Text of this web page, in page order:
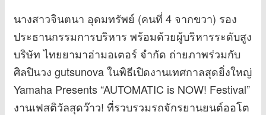
นางสาวจินตนา อุดมทรัพย์ (คนที่ 4 จากขวา) รอง
ประธานกรรมการบริหาร พร้อมด้วยผู้บริหารระดับสูง
บริษัท ไทยยามาฮ่ามอเตอร์ จำกัด ถ่ายภาพร่วมกับ
ศิลปินวง gutsunova ในพิธีเปิดงานเทศกาลสุดยิ่งใหญ่
Yamaha Presents “AUTOMATIC is NOW! Festival”
งานเฟสติวัลสุดว๊าว! ที่รวบรวมรถจักรยานยนต์ออโต